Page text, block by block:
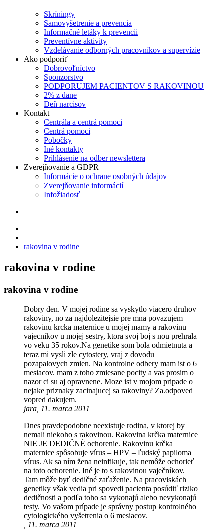
Skríningy
Samovyšetrenie a prevencia
Informačné letáky k prevencii
Preventívne aktivity
Vzdelávanie odborných pracovníkov a supervízie
Ako podporiť
Dobrovoľníctvo
Sponzorstvo
PODPORUJEM PACIENTOV S RAKOVINOU
2% z dane
Deň narcisov
Kontakt
Centrála a centrá pomoci
Centrá pomoci
Pobočky
Iné kontakty
Prihlásenie na odber newslettera
Zverejňovanie a GDPR
Informácie o ochrane osobných údajov
Zverejňovanie informácií
Infožiadosť
rakovina v rodine
rakovina v rodine
rakovina v rodine
Dobry den. V mojej rodine sa vyskytlo viacero druhov
rakoviny, no za najdolezitejsie pre mna povazujem
rakovinu krcka maternice u mojej mamy a rakovinu
vajecnikov u mojej sestry, ktora svoj boj s nou prehrala
vo veku 35 rokov.Na genetike som bola odmietnuta a
teraz mi vysli zle cytostery, vraj z dovodu
pozapalovych zmien. Na kontrolne odbery mam ist o 6
mesiacov. mam z toho zmiesane pocity a vas prosim o
nazor ci su aj opravnene. Moze ist v mojom pripade o
nejake priznaky zacinajucej sa rakoviny? Za.odpoved
vopred dakujem.
jara, 11. marca 2011
Dnes pravdepodobne neexistuje rodina, v ktorej by
nemali niekoho s rakovinou. Rakovina krčka maternice
NIE JE DEDIČNÉ ochorenie. Rakovinu krčka
maternice spôsobuje vírus – HPV – ľudský papiloma
vírus. Ak sa ním žena neinfikuje, tak nemôže ochorieť
na toto ochorenie. Iné je to s rakovinou vaječníkov.
Tam môže byť dedičné zaťaženie. Na pracoviskách
genetiky však vedia pri spovedi pacienta posúdiť riziko
dedičnosti a podľa toho sa vykonajú alebo nevykonajú
testy. Vo vašom prípade je správny postup kontrolného
cytologického vyšetrenia o 6 mesiacov.
, 11. marca 2011